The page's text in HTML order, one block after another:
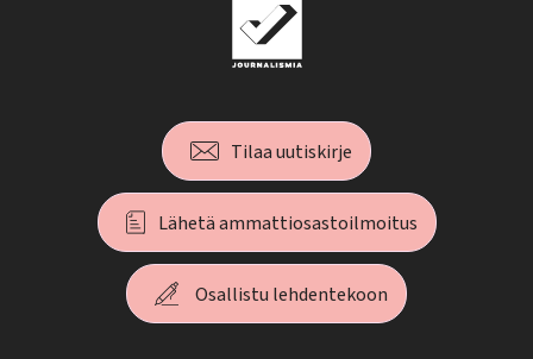
Tilaa uutiskirje
Lähetä ammattiosastoilmoitus
Osallistu lehdentekoon